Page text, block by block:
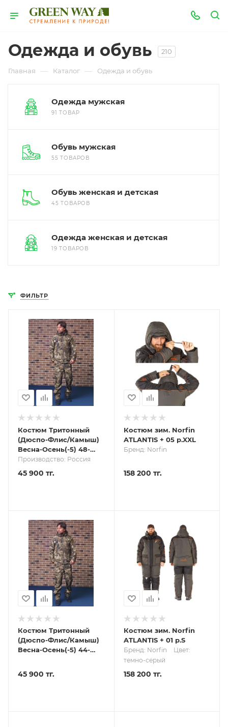
Одежда и обувь 210
Главная — Каталог — Одежда и обувь
Одежда мужская
91 ТОВАР
Обувь мужская
55 ТОВАРОВ
Обувь женская и детская
45 ТОВАРОВ
Одежда женская и детская
19 ТОВАРОВ
ФИЛЬТР
Костюм Тритонный
(Дюспо-Флис/Камыш)
Весна-Осень(-5) 48-
50/182-188
Производство: Россия
45 900 тг.
Костюм зим. Norfin
ATLANTIS + 05 р.XXL
Бренд: Norfin
158 200 тг.
Костюм Тритонный
(Дюспо-Флис/Камыш)
Весна-Осень(-5) 44-
45 900 тг.
Костюм зим. Norfin
ATLANTIS + 01 р.S
Бренд: Norfin
Цвет:
темно-серый
158 200 тг.